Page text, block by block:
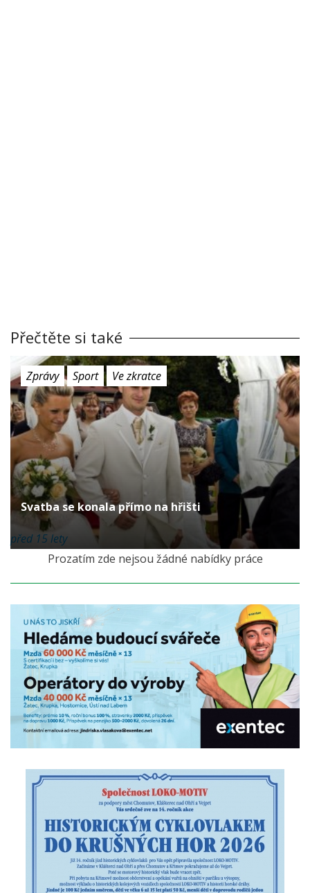
Přečtěte si také
Zprávy Sport Ve zkratce
Svatba se konala přímo na hřišti
před 15 lety
Prozatím zde nejsou žádné nabídky práce